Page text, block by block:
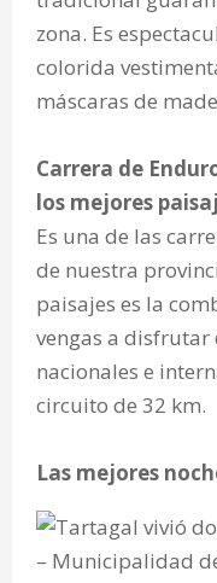
zona. Es
colorida
máscaras de
Carrera de
los mejores
Es una de las
de nuestra
paisajes es la
vengas a
nacionales e
circuito de 32 km.
Las mejores